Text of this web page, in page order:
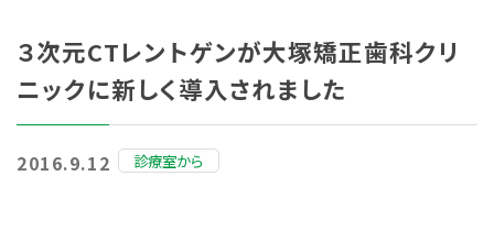
３次元CTレントゲンが大塚矯正歯科クリ
ニックに新しく導入されました
2016.9.12 診療室から